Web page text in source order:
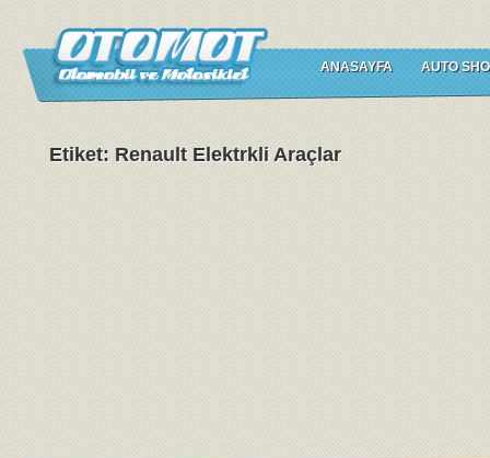
ANASAYFA AUTO
Etiket: Renault Elektrkli Araçlar